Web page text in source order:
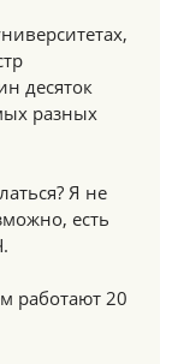
десяток
разных
Я не
есть
работают 20